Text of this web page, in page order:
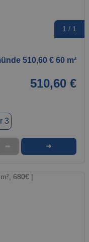
1 / 1
510,60 € 60 m²
510,60 €
3
➦ ➜